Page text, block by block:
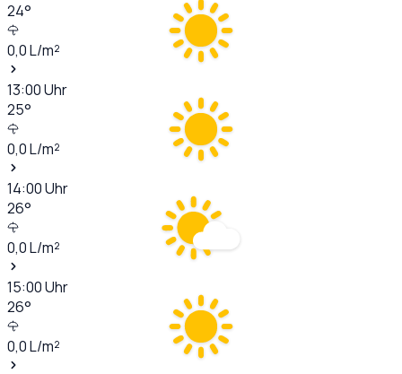
24°
0,0L/m²
13:00Uhr
25°
0,0L/m²
14:00Uhr
26°
0,0L/m²
15:00Uhr
26°
0,0L/m²